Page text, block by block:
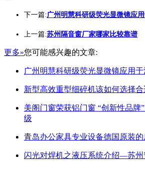
下一篇:广州明慧科研级荧光显微镜应
上一篇:苏州隔音窗厂家哪家比较靠谱
更多»您可能感兴趣的文章:
广州明慧科研级荧光显微镜应用
新型高效重型细碎机该如何选择
美阁门窗荣获铝门窗 “创新性品牌
级
青岛办公家具专业设备德国原装的
闪光对焊机之液压系统介绍—苏州